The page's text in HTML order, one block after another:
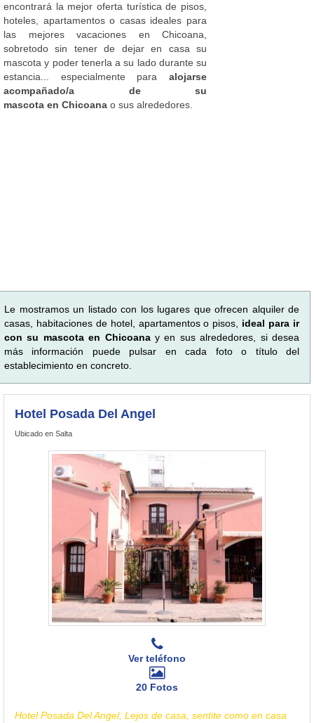
encontrará la mejor oferta turística de pisos,
hoteles, apartamentos o casas ideales para
las mejores vacaciones en Chicoana,
sobretodo sin tener de dejar en casa su
mascota y poder tenerla a su lado durante su
estancia... especialmente para alojarse
acompañado/a de su
mascota en Chicoana o sus alrededores.
Le mostramos un listado con los lugares que ofrecen alquiler de
casas, habitaciones de hotel, apartamentos o pisos, ideal para ir
con su mascota en Chicoanay en sus alrededores, si desea
más información puede pulsar en cada foto o título del
establecimiento en concreto.
Hotel Posada Del Angel
Ubicado en Salta
Ver teléfono
20 Fotos
Hotel Posada Del Angel, Lejos de casa, sentite como en casa